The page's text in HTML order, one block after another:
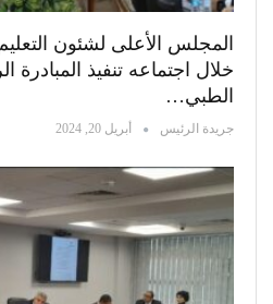
المجلس الأعلى لشئون
خلال اجتماعه تنفيذ المبادرة
الطبي…
جريدة الرئيس أبريل 20, 2024